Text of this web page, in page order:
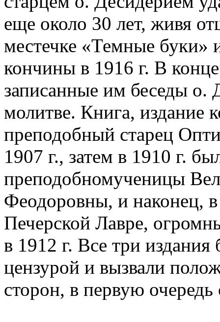
еще около 30 лет, живя
местечке «Темные буки»
кончины в 1916 г. В
записанные им беседы о.
молитве. Книга, издание
преподобный старец
1907 г., затем в 1910 г.
преподобномученицы
Феодоровны, и наконец,
Печерской Лавре,
в 1912 г. Все три
цензурой и вызвали
сторон, в первую